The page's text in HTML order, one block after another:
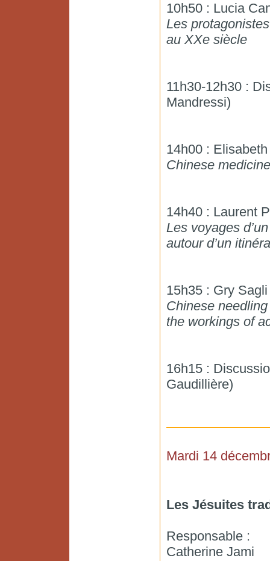
10h50 : Lucia
Les
au XXe siècle
11h30-12h30 :
Mandressi)
14h00 :
Chinese
14h40 : Laurent
Les voyages
autour d’un
15h35 : Gry Sagli
Chinese
the workings of
16h15 :
Gaudillière)
Mardi 14
Les Jésuites
Responsable :
Catherine Jami